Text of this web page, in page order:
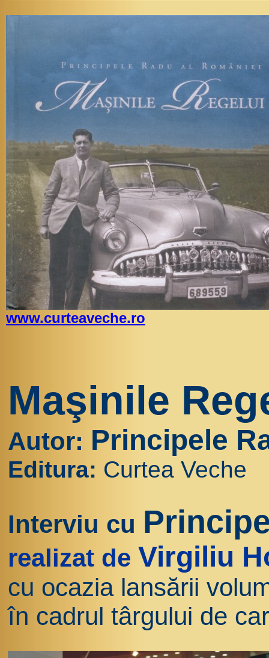
www.curteaveche.ro
Maşinile
Autor: Principele
Editura: Curtea Veche
Interviu cu
realizat de Virgiliu
cu ocazia lansării
în cadrul târgului de